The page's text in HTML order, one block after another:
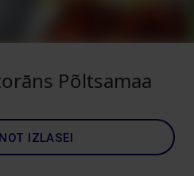
Põltsamaa
IZLASEI